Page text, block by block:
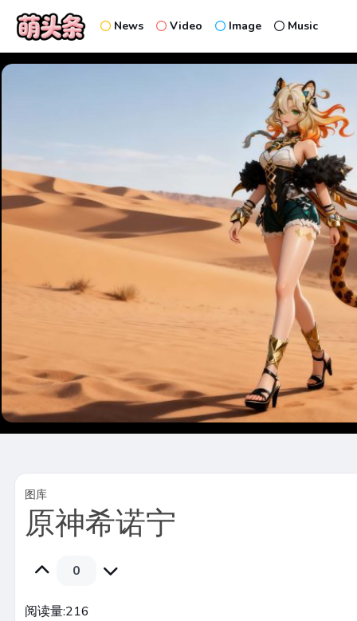
News Video Image Music
图库
原神希诺宁
0
阅读量:216